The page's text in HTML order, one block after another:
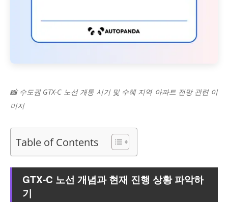
📸 수도권 GTX-C 노선 개통 시기 및 수혜 지역 아파트 전망 관련 이
미지
Table of Contents
GTX-C 노선 개념과 현재 진행 상황 파악하
기